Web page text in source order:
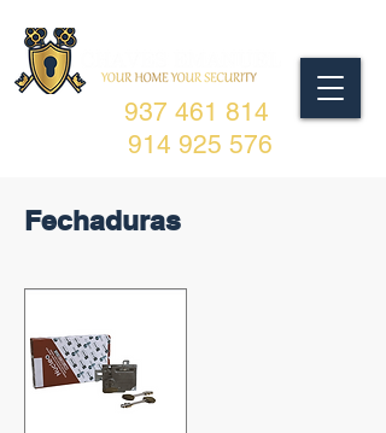
937 461 814
914 925 576
Fechaduras